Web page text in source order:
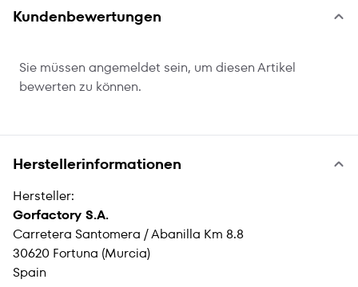
Kundenbewertungen
Sie müssen angemeldet sein, um diesen Artikel
bewerten zu können.
Herstellerinformationen
Hersteller:
Gorfactory S.A.
Carretera Santomera / Abanilla Km 8.8
30620 Fortuna (Murcia)
Spain